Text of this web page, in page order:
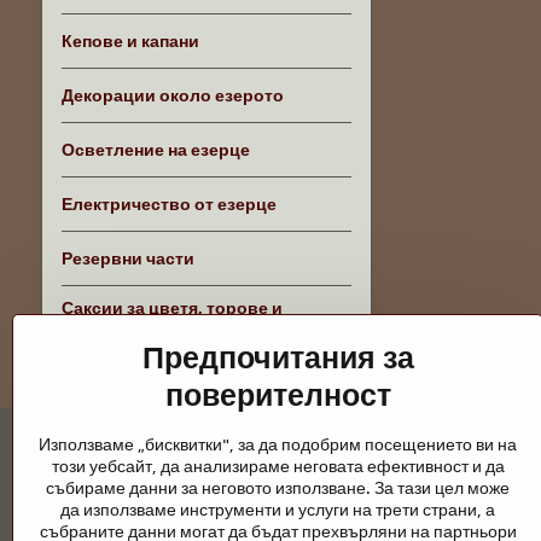
Кепове и капани
Декорации около езерото
Осветление на езерце
Електричество от езерце
Резервни части
Саксии за цветя, торове и
Предпочитания за
поверителност
Използваме „бисквитки", за да подобрим посещението ви на
този уебсайт, да анализираме неговата ефективност и да
събираме данни за неговото използване. За тази цел може
да използваме инструменти и услуги на трети страни, а
събраните данни могат да бъдат прехвърляни на партньори